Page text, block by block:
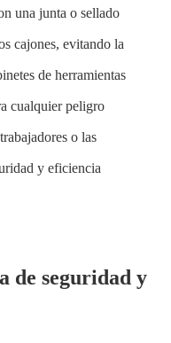
una junta o sellado
cajones, evitando la
de herramientas
cualquier peligro
o las
y eficiencia
de seguridad y